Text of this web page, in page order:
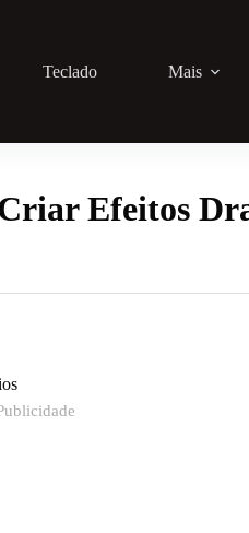
Teclado Mais
Efeitos